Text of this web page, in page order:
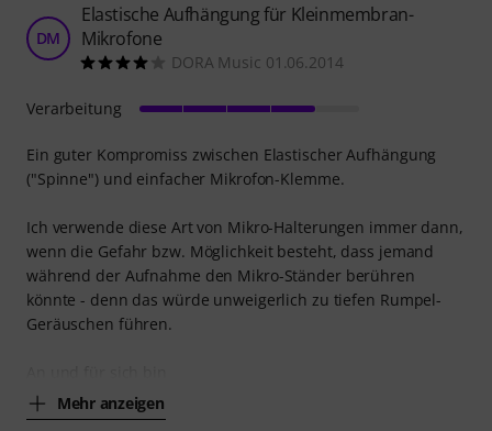
DM
Elastische Aufhängung für Kleinmembran-
Mikrofone
DORA Music 01.06.2014
Ein guter Kompromiss zwischen Elastischer Aufhängung
("Spinne") und einfacher Mikrofon-Klemme.
Ich verwende diese Art von Mikro-Halterungen immer dann,
wenn die Gefahr bzw. Möglichkeit besteht, dass jemand
während der Aufnahme den Mikro-Ständer berühren
könnte - denn das würde unweigerlich zu tiefen Rumpel-
Geräuschen führen.
Mehr anzeigen
Verarbeitung